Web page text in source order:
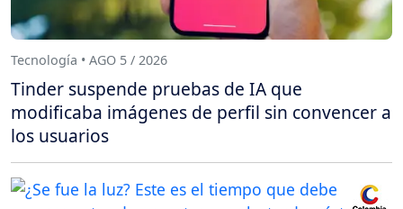
Tecnología • AGO 5 / 2026
Tinder suspende pruebas de IA que
modificaba imágenes de perfil sin convencer a
los usuarios